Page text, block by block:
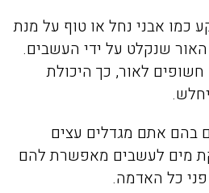
כמו אבני נחל או טוף על מנת
שנקלט על ידי העשבים.
לאור, כך היכולת
בהם אתם מגדלים עצים
מים לעשבים מאפשרת להם
כל האדמה.